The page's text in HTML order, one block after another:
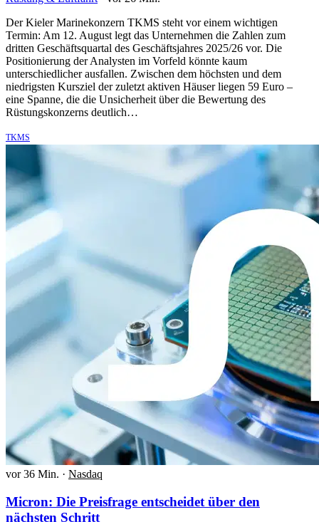
Der Kieler Marinekonzern TKMS steht vor einem wichtigen
Termin: Am 12. August legt das Unternehmen die Zahlen zum
dritten Geschäftsquartal des Geschäftsjahres 2025/26 vor. Die
Positionierung der Analysten im Vorfeld könnte kaum
unterschiedlicher ausfallen. Zwischen dem höchsten und dem
niedrigsten Kursziel der zuletzt aktiven Häuser liegen 59 Euro –
eine Spanne, die die Unsicherheit über die Bewertung des
Rüstungskonzerns deutlich…
TKMS
vor 36 Min. · Nasdaq
Micron: Die Preisfrage entscheidet über den
nächsten Schritt